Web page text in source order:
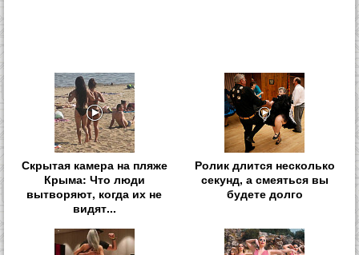
Скрытая камера на пляже
Крыма: Что люди
вытворяют, когда их не
видят...
Ролик длится несколько
секунд, а смеяться вы
будете долго